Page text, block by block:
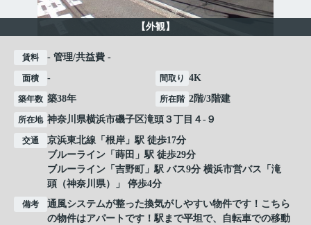
【外観】
賃料 - 管理/共益費 -
面積 - 間取り 4K
築年数 築38年 所在階 2階/3階建
所在地 神奈川県横浜市磯子区滝頭 ３丁目４-９
交通 京浜東北線 「 根岸 」駅 徒歩17分
ブルーライン 「 蒔田 」駅 徒歩29分
ブルーライン 「 吉野町
」駅 バス9分 横浜市営バス「滝
頭（神奈川県）」 停歩4分
備考
通風システムが整った換気がしやすい物件です！こちら
の物件はアパートです！駅まで平坦で、自転車での移動